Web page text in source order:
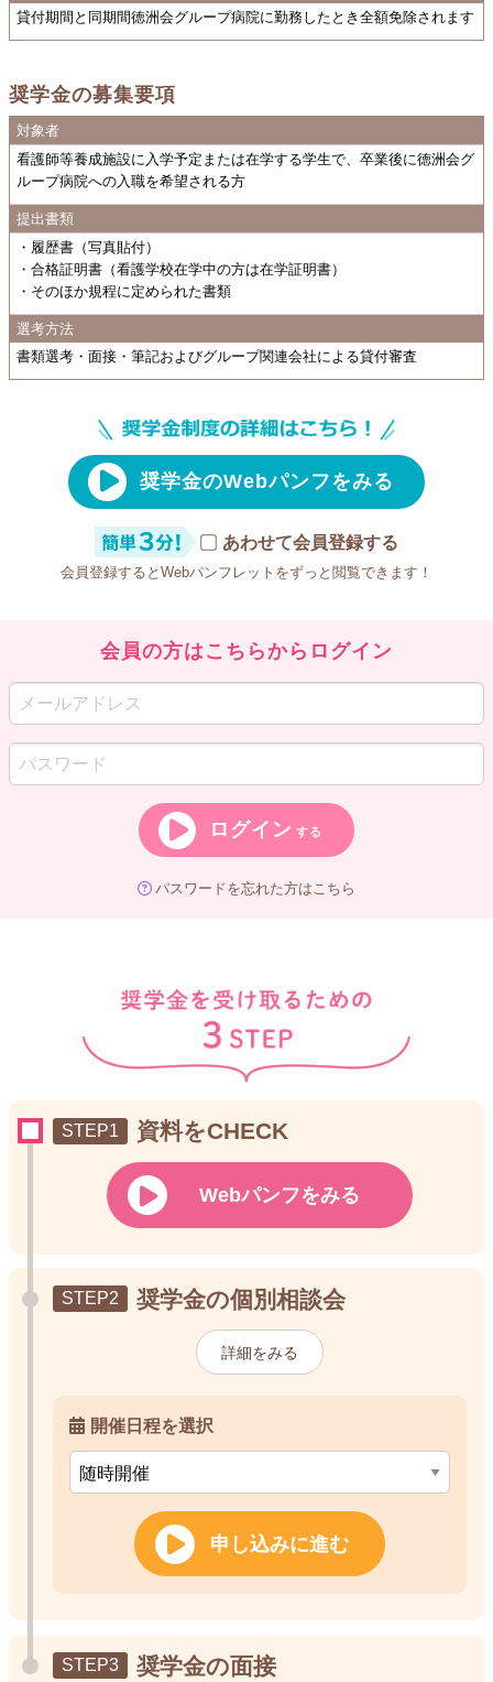
貸付期間と同期間徳洲会グループ病院に勤務したとき全額免除されます
奨学金の募集要項
対象者
看護師等養成施設に入学予定または在学する学生で、卒業後に徳洲会グ
ループ病院への入職を希望される方
提出書類
・履歴書（写真貼付）
・合格証明書（看護学校在学中の方は在学証明書）
・そのほか規程に定められた書類
選考方法
書類選考・面接・筆記およびグループ関連会社による貸付審査
奨学金のWebパンフをみる
あわせて会員登録する
会員登録するとWebパンフレットをずっと閲覧できます！
会員の方はこちらからログイン
ログイン する
パスワードを忘れた方はこちら
資料をCHECK
Webパンフをみる
奨学金の個別相談会
詳細をみる
開催日程を選択
申し込みに進む
奨学金の面接